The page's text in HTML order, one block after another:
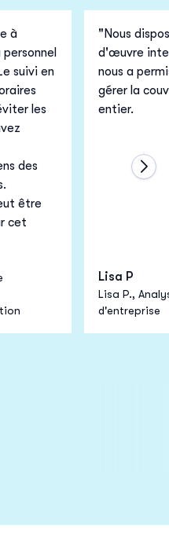
à
suivi en
les
des
être
cet
"Nous
d'œuvre
nous a
gérer la
entier.
Lisa P
Lisa P.,
d'entreprise
du carrousel